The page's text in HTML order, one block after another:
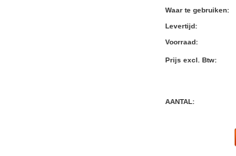
Waar te gebruiken:
Levertijd :
Voorraad :
Prijs excl. Btw:
AANTAL: